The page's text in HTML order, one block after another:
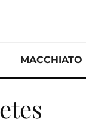
MACCHIATO